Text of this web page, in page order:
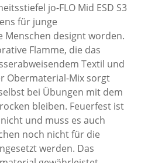
jo-FLO Mid ESD S3
für junge
designt worden.
Flamme, die das
Textil und
Obermaterial-Mix sorgt
bei Übungen mit dem
bleiben. Feuerfest ist
und muss es auch
noch nicht für die
werden. Das